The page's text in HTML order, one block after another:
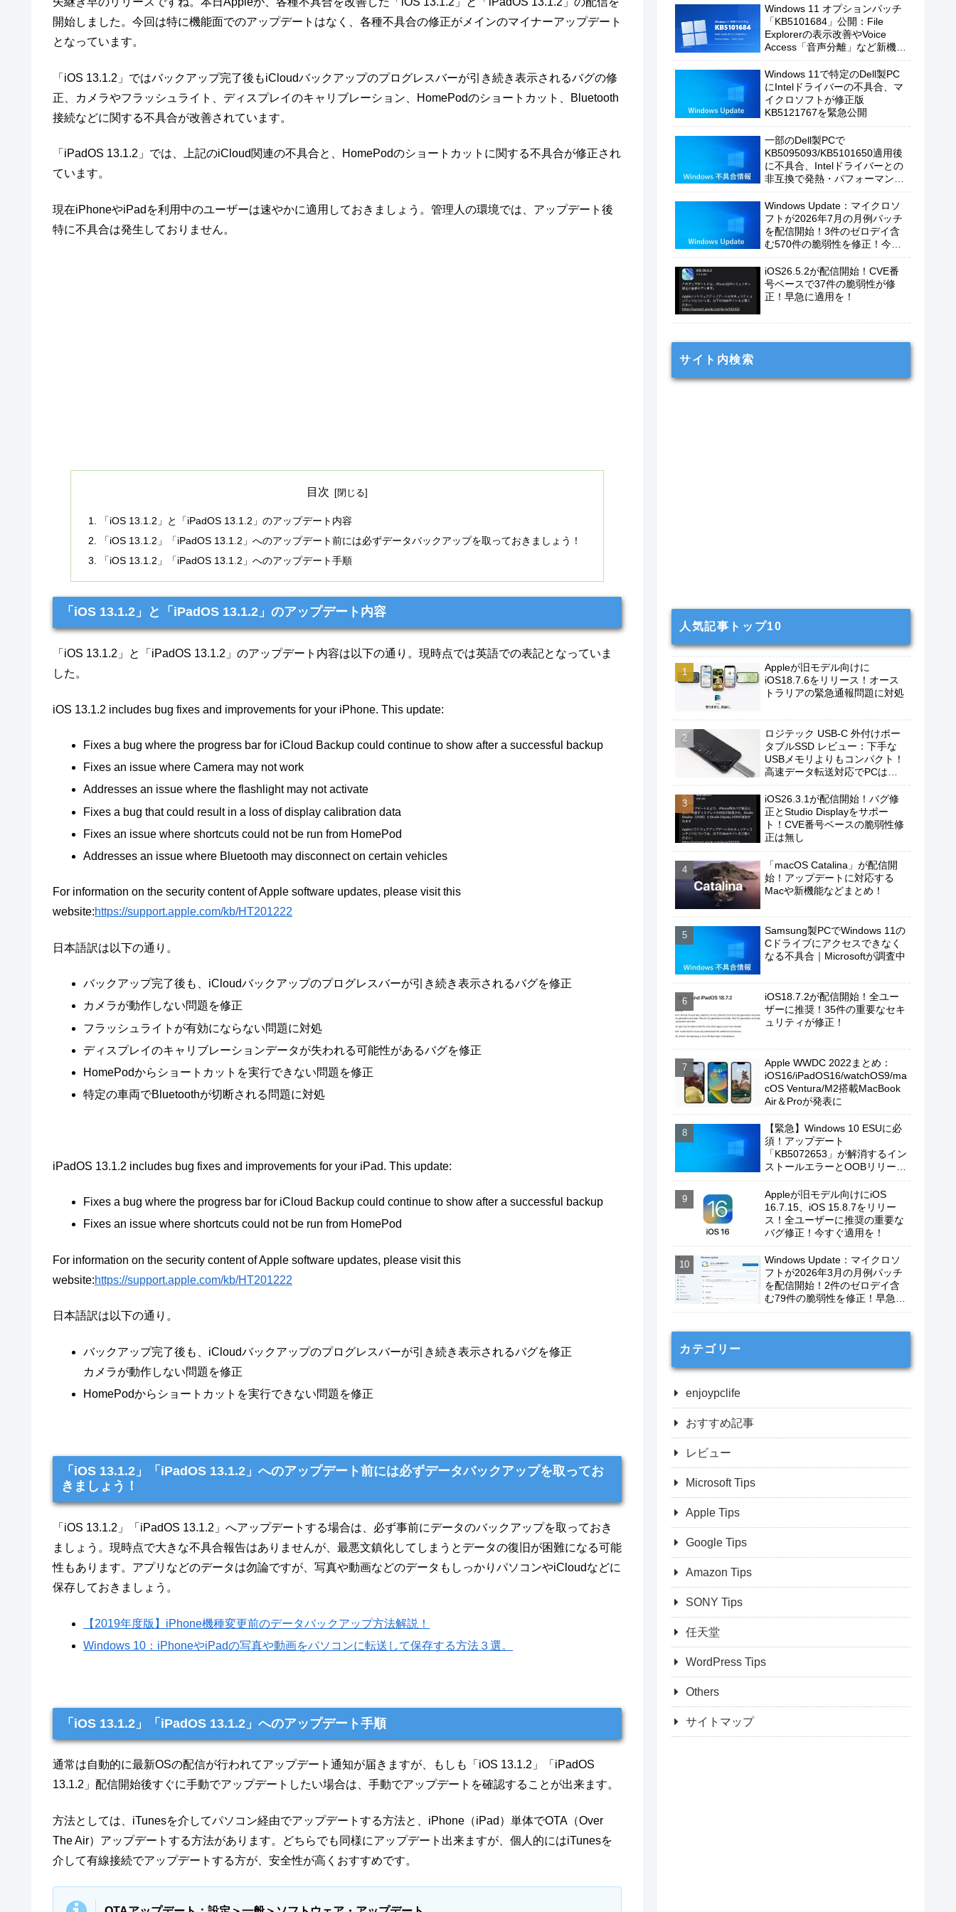
開始しました。今回は特に機能面でのアップデートはなく、各種不具合の修正がメインのマイナーアップデート
となっています。
「iOS 13.1.2」ではバックアップ完了後もiCloudバックアップのプログレスバーが引き続き表示されるバグの修
正、カメラやフラッシュライト、ディスプレイのキャリブレーション、HomePodのショートカット、Bluetooth
接続などに関する不具合が改善されています。
「iPadOS 13.1.2」では、上記のiCloud関連の不具合と、HomePodのショートカットに関する不具合が修正され
ています。
現在iPhoneやiPadを利用中のユーザーは速やかに適用しておきましょう。管理人の環境では、アップデート後
特に不具合は発生しておりません。
目次
「iOS 13.1.2」と「iPadOS 13.1.2」のアップデート内容
「iOS 13.1.2」「iPadOS 13.1.2」へのアップデート前には必ずデータバックアップを取っておきましょう！
「iOS 13.1.2」「iPadOS 13.1.2」へのアップデート手順
「iOS 13.1.2」と「iPadOS 13.1.2」のアップデート内容
「iOS 13.1.2」と「iPadOS 13.1.2」のアップデート内容は以下の通り。現時点では英語での表記となっていま
した。
iOS 13.1.2 includes bug fixes and improvements for your iPhone. This update:
Fixes a bug where the progress bar for iCloud Backup could continue to show after a successful backup
Fixes an issue where Camera may not work
Addresses an issue where the flashlight may not activate
Fixes a bug that could result in a loss of display calibration data
Fixes an issue where shortcuts could not be run from HomePod
Addresses an issue where Bluetooth may disconnect on certain vehicles
For information on the security content of Apple software updates, please visit this
website:https://support.apple.com/kb/HT201222
日本語訳は以下の通り。
バックアップ完了後も、iCloudバックアップのプログレスバーが引き続き表示されるバグを修正
カメラが動作しない問題を修正
フラッシュライトが有効にならない問題に対処
ディスプレイのキャリブレーションデータが失われる可能性があるバグを修正
HomePodからショートカットを実行できない問題を修正
特定の車両でBluetoothが切断される問題に対処
iPadOS 13.1.2 includes bug fixes and improvements for your iPad. This update:
Fixes a bug where the progress bar for iCloud Backup could continue to show after a successful backup
Fixes an issue where shortcuts could not be run from HomePod
For information on the security content of Apple software updates, please visit this
website:https://support.apple.com/kb/HT201222
日本語訳は以下の通り。
バックアップ完了後も、iCloudバックアップのプログレスバーが引き続き表示されるバグを修正
カメラが動作しない問題を修正
HomePodからショートカットを実行できない問題を修正
「iOS 13.1.2」「iPadOS 13.1.2」へのアップデート前には必ずデータバックアップを取ってお
きましょう！
「iOS 13.1.2」「iPadOS 13.1.2」へアップデートする場合は、必ず事前にデータのバックアップを取っておき
ましょう。現時点で大きな不具合報告はありませんが、最悪文鎮化してしまうとデータの復旧が困難になる可能
性もあります。アプリなどのデータは勿論ですが、写真や動画などのデータもしっかりパソコンやiCloudなどに
保存しておきましょう。
【2019年度版】iPhone機種変更前のデータバックアップ方法解説！
Windows 10：iPhoneやiPadの写真や動画をパソコンに転送して保存する方法３選。
「iOS 13.1.2」「iPadOS 13.1.2」へのアップデート手順
通常は自動的に最新OSの配信が行われてアップデート通知が届きますが、もしも「iOS 13.1.2」「iPadOS
13.1.2」配信開始後すぐに手動でアップデートしたい場合は、手動でアップデートを確認することが出来ます。
方法としては、iTunesを介してパソコン経由でアップデートする方法と、iPhone（iPad）単体でOTA（Over
The Air）アップデートする方法があります。どちらでも同様にアップデート出来ますが、個人的にはiTunesを
介して有線接続でアップデートする方が、安全性が高くおすすめです。
Windows 11 オプションパッチ
「KB5101684」公開：File
Explorerの表示改善やVoice
Access「音声分離」など新機能
Windows 11で特定のDell製PC
にIntelドライバーの不具合、マ
イクロソフトが修正版
KB5121767を緊急公開
一部のDell製PCで
KB5095093/KB5101650適用後
に不具合、Intelドライバーとの
非互換で発熱・パフォーマンス
Windows Update：マイクロソ
フトが2026年7月の月例パッチ
を配信開始！3件のゼロデイ含
む570件の脆弱性を修正！今す
iOS26.5.2が配信開始！CVE番
号ベースで37件の脆弱性が修
正！早急に適用を！
サイト内検索
人気記事トップ10
Appleが旧モデル向けに
iOS18.7.6をリリース！オース
トラリアの緊急通報問題に対処
ロジテック USB-C 外付けポー
タブルSSD レビュー：下手な
USBメモリよりもコンパクト！
高速データ転送対応でPCは勿
もおすすめ！
iOS26.3.1が配信開始！バグ修
正とStudio Displayをサポー
ト！CVE番号ベースの脆弱性修
正は無し
「macOS Catalina」が配信開
始！アップデートに対応する
Macや新機能などまとめ！
Samsung製PCでWindows 11の
Cドライブにアクセスできなく
なる不具合｜Microsoftが調査中
iOS18.7.2が配信開始！全ユー
ザーに推奨！35件の重要なセキ
ュリティが修正！
Apple WWDC 2022まとめ：
iOS16/iPadOS16/watchOS9/ma
cOS Ventura/M2搭載MacBook
Air＆Proが発表に
【緊急】Windows 10 ESUに必
須！アップデート
「KB5072653」が解消するイン
ストールエラーとOOBリリース
Appleが旧モデル向けにiOS
16.7.15、iOS 15.8.7をリリー
ス！全ユーザーに推奨の重要な
バグ修正！今すぐ適用を！
Windows Update：マイクロソ
フトが2026年3月の月例パッチ
を配信開始！2件のゼロデイ含
む79件の脆弱性を修正！早急に
カテゴリー
enjoypclife
おすすめ記事
レビュー
Microsoft Tips
Apple Tips
Google Tips
Amazon Tips
SONY Tips
任天堂
WordPress Tips
Others
サイトマップ